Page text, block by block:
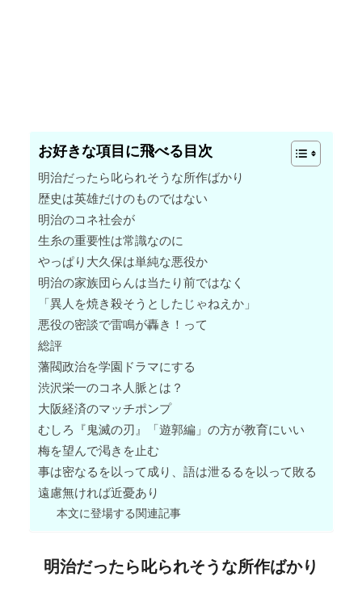
お好きな項目に飛べる目次
明治だったら叱られそうな所作ばかり
歴史は英雄だけのものではない
明治のコネ社会が
生糸の重要性は常識なのに
やっぱり大久保は単純な悪役か
明治の家族団らんは当たり前ではなく
「異人を焼き殺そうとしたじゃねえか」
悪役の密談で雷鳴が轟き！って
総評
藩閥政治を学園ドラマにする
渋沢栄一のコネ人脈とは？
大阪経済のマッチポンプ
むしろ『鬼滅の刃』「遊郭編」の方が教育にいい
梅を望んで渇きを止む
事は密なるを以って成り、語は泄るるを以って敗る
遠慮無ければ近憂あり
本文に登場する関連記事
明治だったら叱られそうな所作ばかり